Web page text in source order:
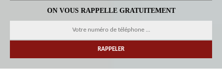
ON VOUS RAPPELLE GRATUITEMENT